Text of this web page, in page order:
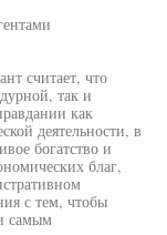
считает, что
так и
как
деятельности, в
богатство и
благ,
с тем, чтобы
самым